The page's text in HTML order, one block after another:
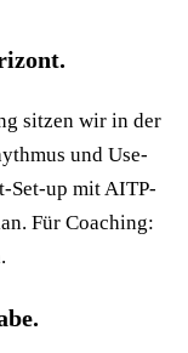
sitzen wir in der
und Use-
Set-up mit AITP-
Für Coaching: